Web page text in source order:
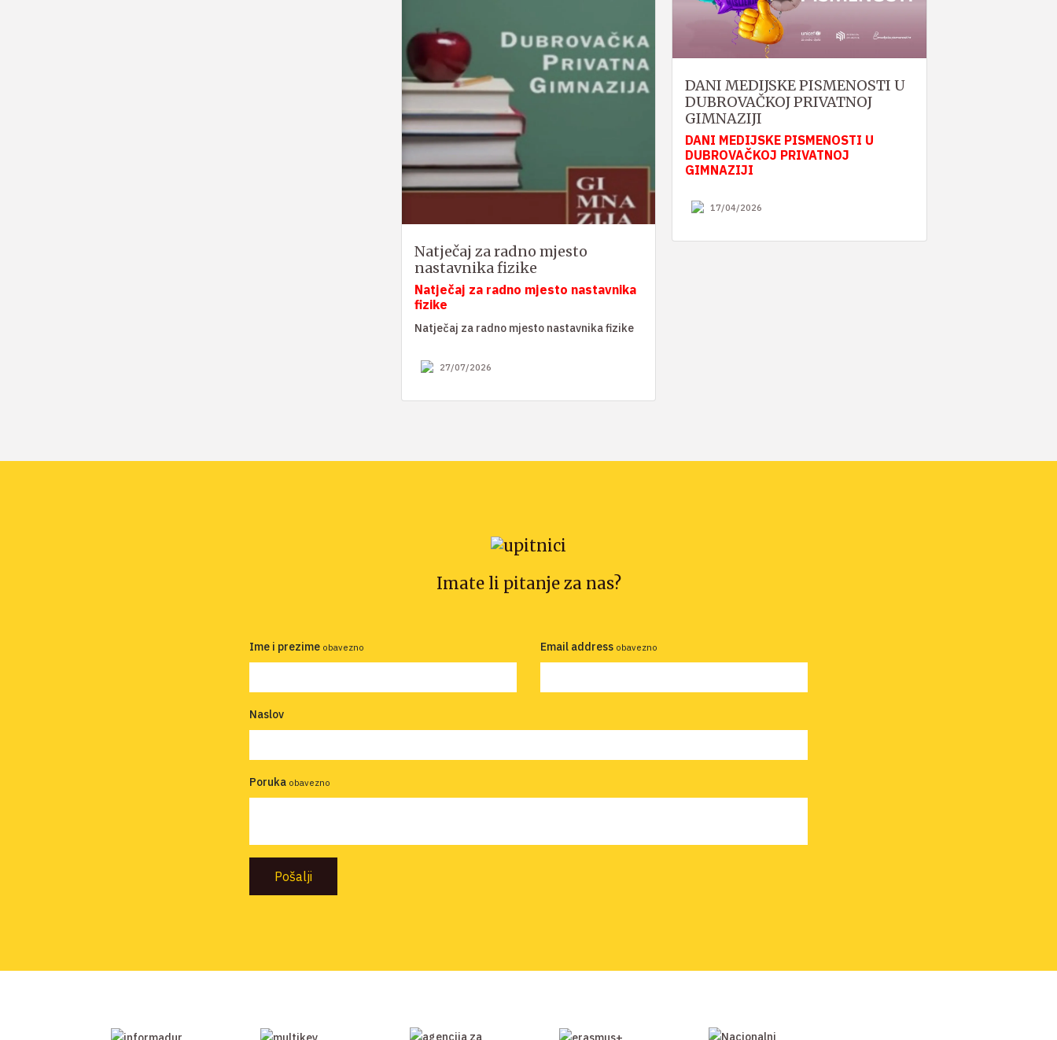
Natječaj za radno mjesto
nastavnika fizike
Natječaj za radno mjesto nastavnika
fizike
Natječaj za radno mjesto nastavnika fizike
27/07/2026
DANI MEDIJSKE PISMENOSTI U
DUBROVAČKOJ PRIVATNOJ
GIMNAZIJI
DANI MEDIJSKE PISMENOSTI U
DUBROVAČKOJ PRIVATNOJ
GIMNAZIJI
17/04/2026
Imate li pitanje za nas?
Ime i prezime obavezno Email address obavezno
Naslov
Poruka obavezno
Pošalji